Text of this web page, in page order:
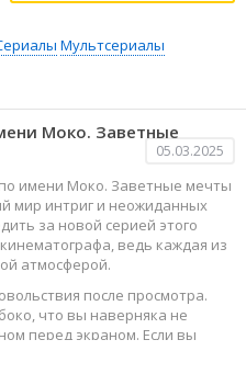
Мультсериалы
Моко. Заветные
05.03.2025
имени Моко. Заветные мечты
мир интриг и неожиданных
за новой серией этого
ведь каждая из
атмосферой.
после просмотра.
что вы наверняка не
перед экраном. Если вы
сериалом в высоком
весьма правильным. Каждый